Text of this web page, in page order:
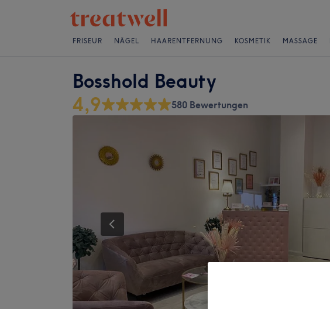
FRISEUR NÄGEL HAARENTFERNUNG KOSMETIK MASSAGE
Bosshold Beauty
4,9 580 Bewertungen